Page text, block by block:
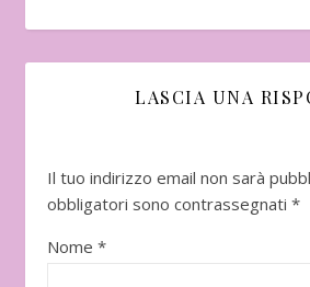
LASCIA UNA
Il tuo indirizzo email non sarà
obbligatori sono contrassegnati *
Nome *